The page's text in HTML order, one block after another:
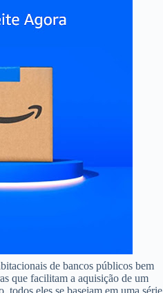
de bancos públicos bem
que facilitam a aquisição de um
eles se baseiam em uma série